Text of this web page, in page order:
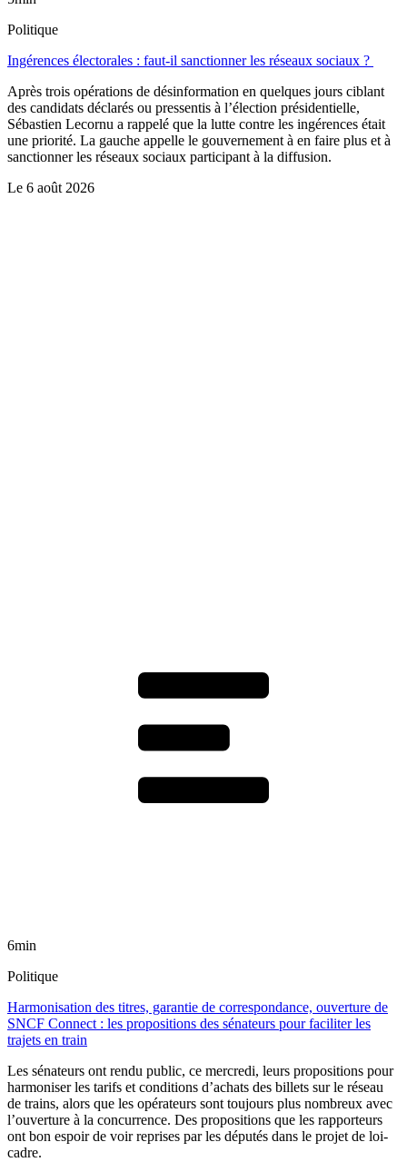
Politique
Ingérences électorales : faut-il sanctionner les réseaux sociaux ?
Après trois opérations de désinformation en quelques jours ciblant
des candidats déclarés ou pressentis à l’élection présidentielle,
Sébastien Lecornu a rappelé que la lutte contre les ingérences était
une priorité. La gauche appelle le gouvernement à en faire plus et à
sanctionner les réseaux sociaux participant à la diffusion.
Le 6 août 2026
6min
Politique
Harmonisation des titres, garantie de correspondance, ouverture de
SNCF Connect : les propositions des sénateurs pour faciliter les
trajets en train
Les sénateurs ont rendu public, ce mercredi, leurs propositions pour
harmoniser les tarifs et conditions d’achats des billets sur le réseau
de trains, alors que les opérateurs sont toujours plus nombreux avec
l’ouverture à la concurrence. Des propositions que les rapporteurs
ont bon espoir de voir reprises par les députés dans le projet de loi-
cadre.